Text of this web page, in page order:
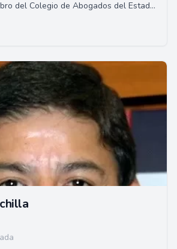
del Colegio de Abogados del Estado